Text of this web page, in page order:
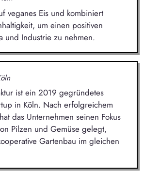
veganes Eis und kombiniert
um einen positiven
und Industrie zu nehmen.
ist ein 2019 gegründetes
in Köln. Nach erfolgreichem
das Unternehmen seinen Fokus
Pilzen und Gemüse gelegt,
Gartenbau im gleichen